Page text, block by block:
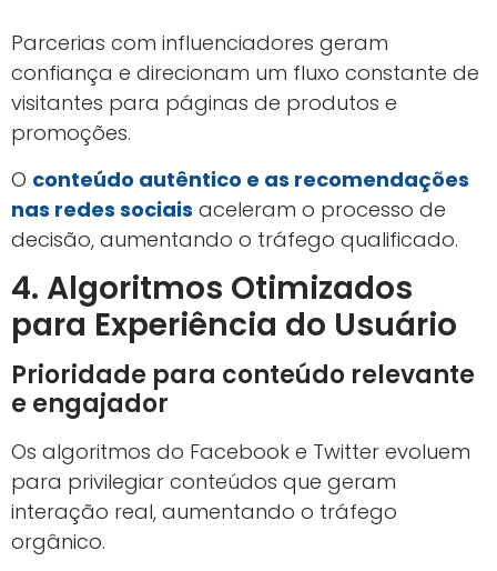
Parcerias com influenciadores geram
confiança e direcionam um fluxo constante de
visitantes para páginas de produtos e
promoções.
O conteúdo autêntico e as recomendações
nas redes sociais aceleram o processo de
decisão, aumentando o tráfego qualificado.
4. Algoritmos Otimizados
para Experiência do Usuário
Prioridade para conteúdo relevante
e engajador
Os algoritmos do Facebook e Twitter evoluem
para privilegiar conteúdos que geram
interação real, aumentando o tráfego
orgânico.